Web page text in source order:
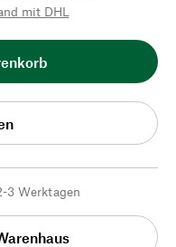
mit DHL
3 Werktagen